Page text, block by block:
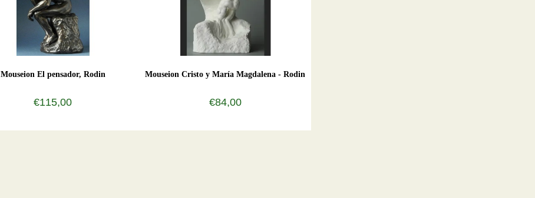
Mouseion El pensador, Rodin
€115,00
Mouseion Cristo y María Magdalena - Rodin
€84,00